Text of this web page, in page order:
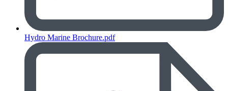
Hydro Marine Brochure.pdf